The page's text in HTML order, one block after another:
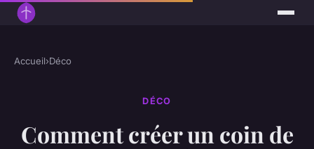
Accueil›Déco
DÉCO
Comment créer un coin de